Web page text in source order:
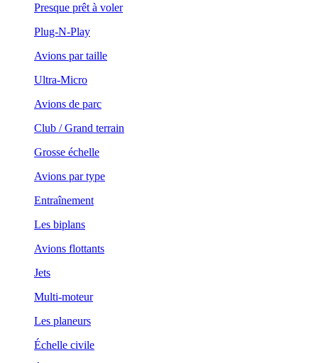
Presque prêt à voler
Plug-N-Play
Avions par taille
Ultra-Micro
Avions de parc
Club / Grand terrain
Grosse échelle
Avions par type
Entraînement
Les biplans
Avions flottants
Jets
Multi-moteur
Les planeurs
Échelle civile